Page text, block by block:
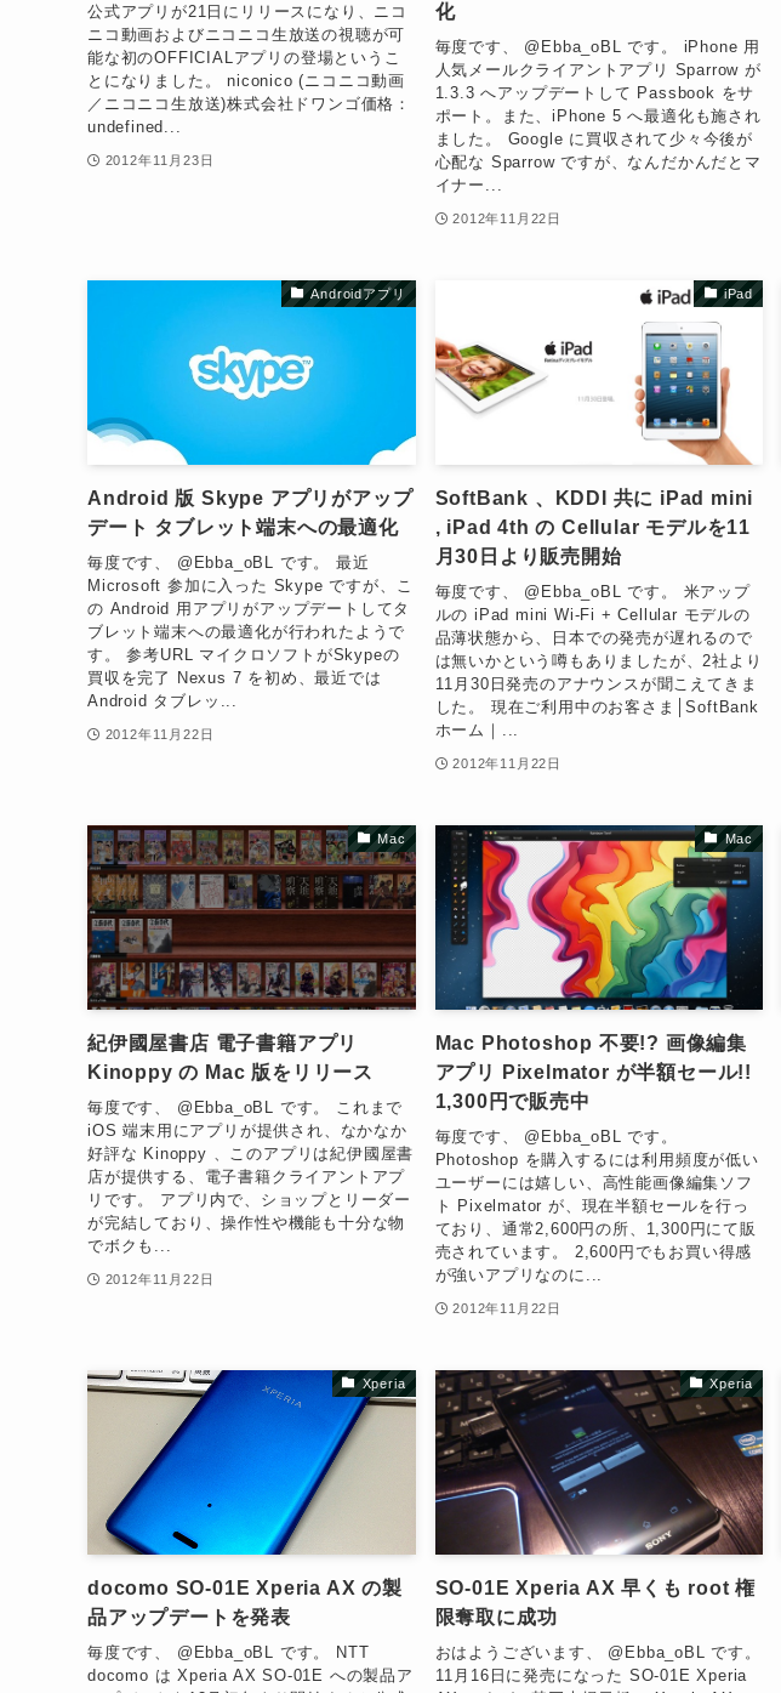
公式アプリが21日にリリースになり、ニコ
ニコ動画およびニコニコ生放送の視聴が可
能な初のOFFICIALアプリの登場というこ
とになりました。 niconico (ニコニコ動画
／ニコニコ生放送)株式会社ドワンゴ価格：
undefined...
2012年11月23日
化
毎度です、 @Ebba_oBL です。 iPhone 用
人気メールクライアントアプリ Sparrow が
1.3.3 へアップデートして Passbook をサ
ポート。また、iPhone 5 へ最適化も施され
ました。 Google に買収されて少々今後が
心配な Sparrow ですが、なんだかんだとマ
イナー...
2012年11月22日
Androidアプリ
Android 版 Skype アプリがアップ
デート タブレット端末への最適化
毎度です、 @Ebba_oBL です。 最近
Microsoft 参加に入った Skype ですが、こ
の Android 用アプリがアップデートしてタ
ブレット端末への最適化が行われたようで
す。 参考URL マイクロソフトがSkypeの
買収を完了 Nexus 7 を初め、最近では
Android タブレッ...
2012年11月22日
iPad
SoftBank 、KDDI 共に iPad mini
, iPad 4th の Cellular モデルを11
月30日より販売開始
毎度です、 @Ebba_oBL です。 米アップ
ルの iPad mini Wi-Fi + Cellular モデルの
品薄状態から、日本での発売が遅れるので
は無いかという噂もありましたが、2社より
11月30日発売のアナウンスが聞こえてきま
した。 現在ご利用中のお客さま│SoftBank
ホーム｜...
2012年11月22日
Mac
紀伊國屋書店 電子書籍アプリ
Kinoppy の Mac 版をリリース
毎度です、 @Ebba_oBL です。 これまで
iOS 端末用にアプリが提供され、なかなか
好評な Kinoppy 、このアプリは紀伊國屋書
店が提供する、電子書籍クライアントアプ
リです。 アプリ内で、ショップとリーダー
が完結しており、操作性や機能も十分な物
でボクも...
2012年11月22日
Mac
Mac Photoshop 不要!? 画像編集
アプリ Pixelmator が半額セール!!
1,300円で販売中
毎度です、 @Ebba_oBL です。
Photoshop を購入するには利用頻度が低い
ユーザーには嬉しい、高性能画像編集ソフ
ト Pixelmator が、現在半額セールを行っ
ており、通常2,600円の所、1,300円にて販
売されています。 2,600円でもお買い得感
が強いアプリなのに...
2012年11月22日
Xperia
docomo SO-01E Xperia AX の製
品アップデートを発表
毎度です、 @Ebba_oBL です。 NTT
docomo は Xperia AX SO-01E への製品ア
Xperia
SO-01E Xperia AX 早くも root 権
限奪取に成功
おはようございます、 @Ebba_oBL です。
11月16日に発売になった SO-01E Xperia